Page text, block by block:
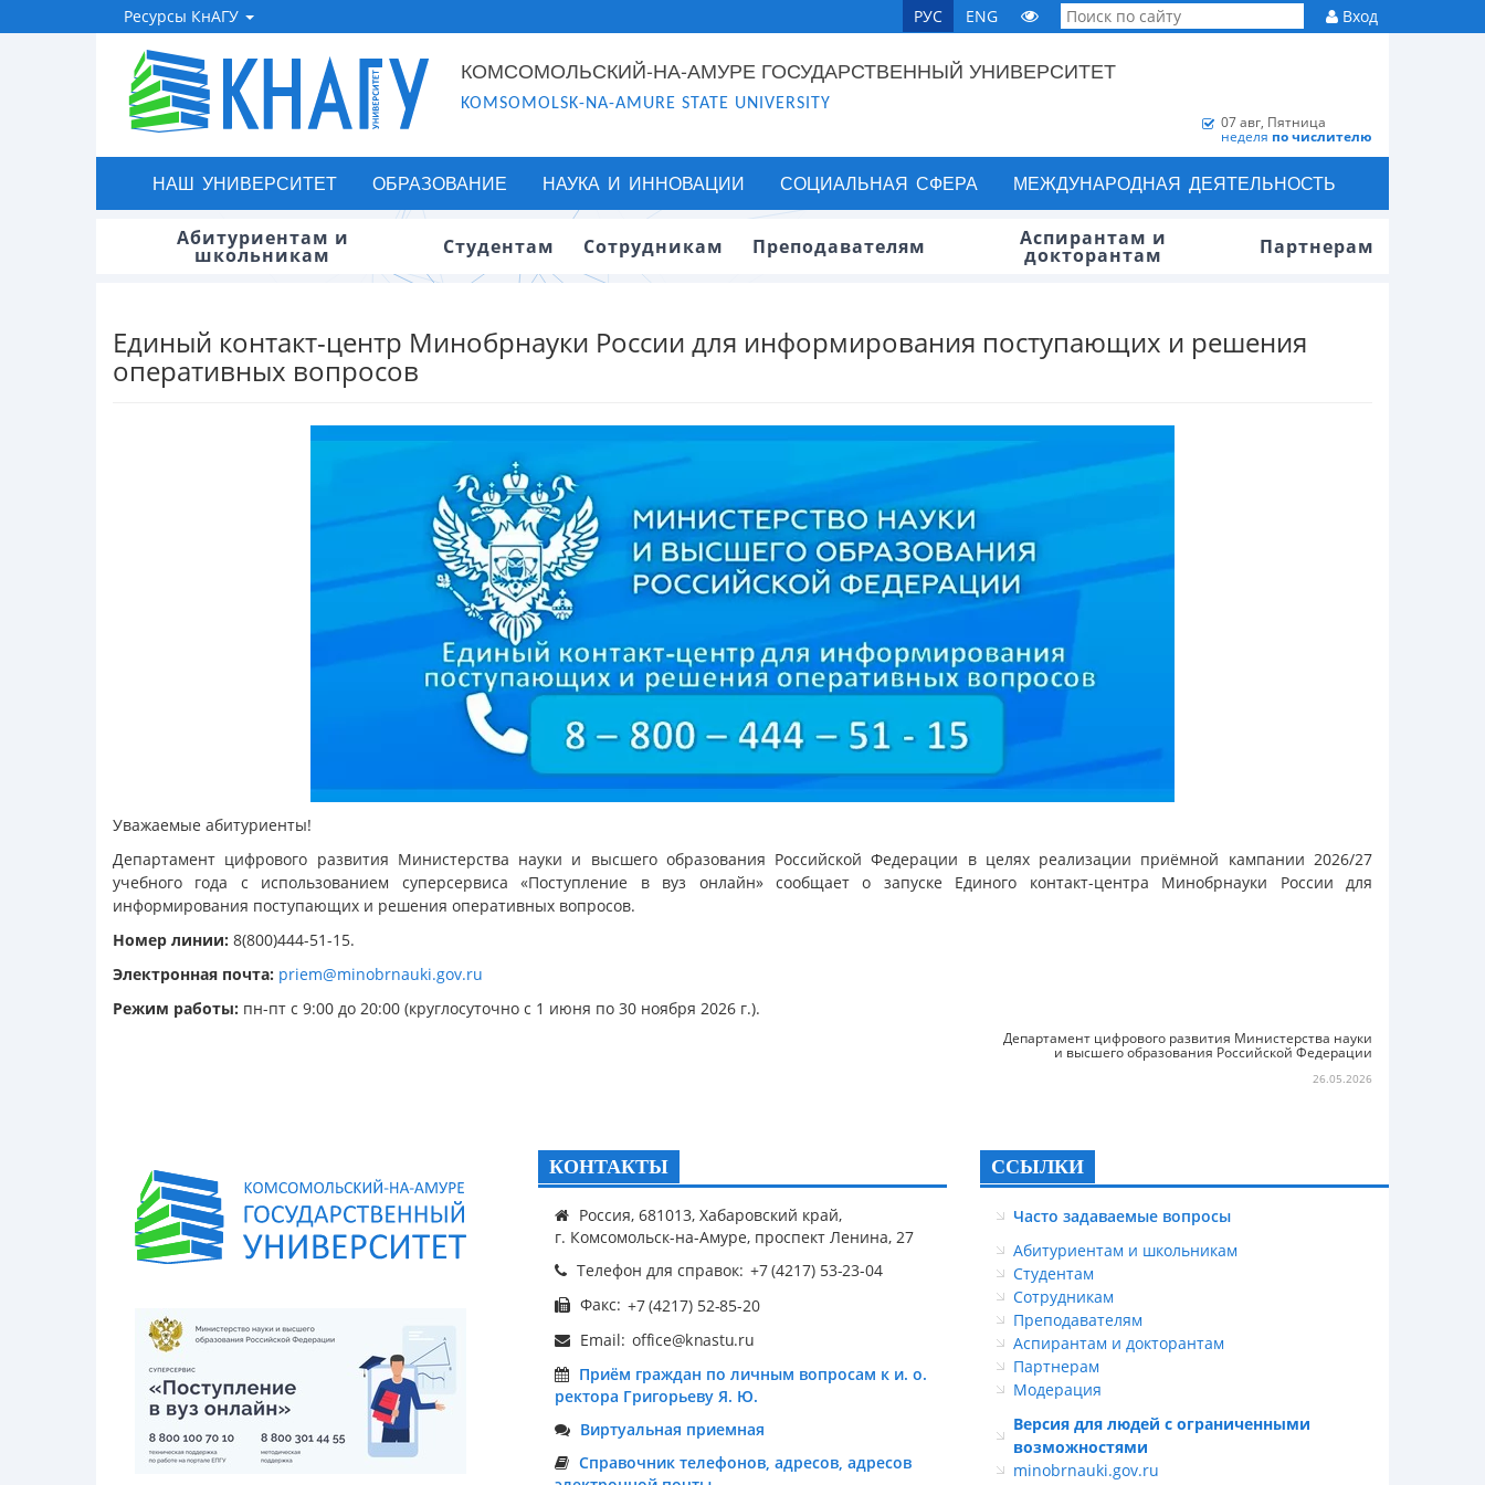
Ресурсы КнАГУ РУС ENG Вход
КОМСОМОЛЬСКИЙ-НА-АМУРЕ ГОСУДАРСТВЕННЫЙ УНИВЕРСИТЕТ
KOMSOMOLSK-NA-AMURE STATE UNIVERSITY
07 авг, Пятница
неделя по числителю
НАШ УНИВЕРСИТЕТ ОБРАЗОВАНИЕ НАУКА И ИННОВАЦИИ СОЦИАЛЬНАЯ СФЕРА МЕЖДУНАРОДНАЯ ДЕЯТЕЛЬНОСТЬ
Абитуриентам и
школьникам Студентам Сотрудникам Преподавателям Аспирантам и
докторантам Партнерам
Единый контакт-центр Минобрнауки России для информирования поступающих и решения
оперативных вопросов
Уважаемые абитуриенты!
Департамент цифрового развития Министерства науки и высшего образования Российской Федерации в целях реализации приёмной кампании 2026/27
учебного года с использованием суперсервиса «Поступление в вуз онлайн» сообщает о запуске Единого контакт-центра Минобрнауки России для
информирования поступающих и решения оперативных вопросов.
Номер линии: 8(800)444-51-15.
Электронная почта: priem@minobrnauki.gov.ru
Режим работы: пн-пт с 9:00 до 20:00 (круглосуточно с 1 июня по 30 ноября 2026 г.).
Департамент цифрового развития Министерства науки
и высшего образования Российской Федерации
26.05.2026
КОНТАКТЫ
Россия, 681013, Хабаровский край,
г. Комсомольск-на-Амуре, проспект Ленина, 27
Телефон для справок:
Факс:
Email:
Приём граждан по личным вопросам к и. о.
ректора Григорьеву Я. Ю.
Виртуальная приемная
Справочник телефонов, адресов, адресов
ССЫЛКИ
Часто задаваемые вопросы
Абитуриентам и школьникам
Студентам
Сотрудникам
Преподавателям
Аспирантам и докторантам
Партнерам
Модерация
Версия для людей с ограниченными
возможностями
minobrnauki.gov.ru